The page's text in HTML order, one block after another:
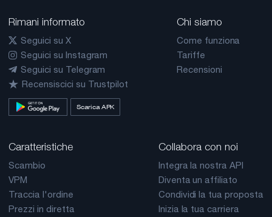
Rimani informato
Seguici su X
Seguici su Instagram
Seguici su Telegram
Recensiscici su Trustpilot
Scarica APK
Chi siamo
Come funziona
Tariffe
Recensioni
Caratteristiche
Scambio
VPM
Traccia l'ordine
Prezzi in diretta
Collabora con noi
Integra la nostra API
Diventa un affiliato
Condividi la tua proposta
Inizia la tua carriera